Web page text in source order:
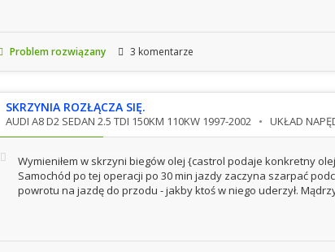
Problem rozwiązany 3 komentarze
SKRZYNIA ROZŁĄCZA SIĘ.
AUDI A8 D2 SEDAN 2.5 TDI 150KM 110KW 1997-2002 UKŁAD
Wymieniłem w skrzyni biegów olej {castrol podaje konkretny
Samochód po tej operacji po 30 min jazdy zaczyna szarpać
powrotu na jazdę do przodu - jakby ktoś w niego uderzył.